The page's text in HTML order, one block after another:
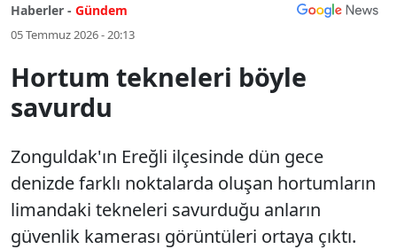
Haberler - Gündem
05 Temmuz 2026 - 20:13
Hortum tekneleri böyle
savurdu
Zonguldak'ın Ereğli ilçesinde dün gece
denizde farklı noktalarda oluşan hortumların
limandaki tekneleri savurduğu anların
güvenlik kamerası görüntüleri ortaya çıktı.